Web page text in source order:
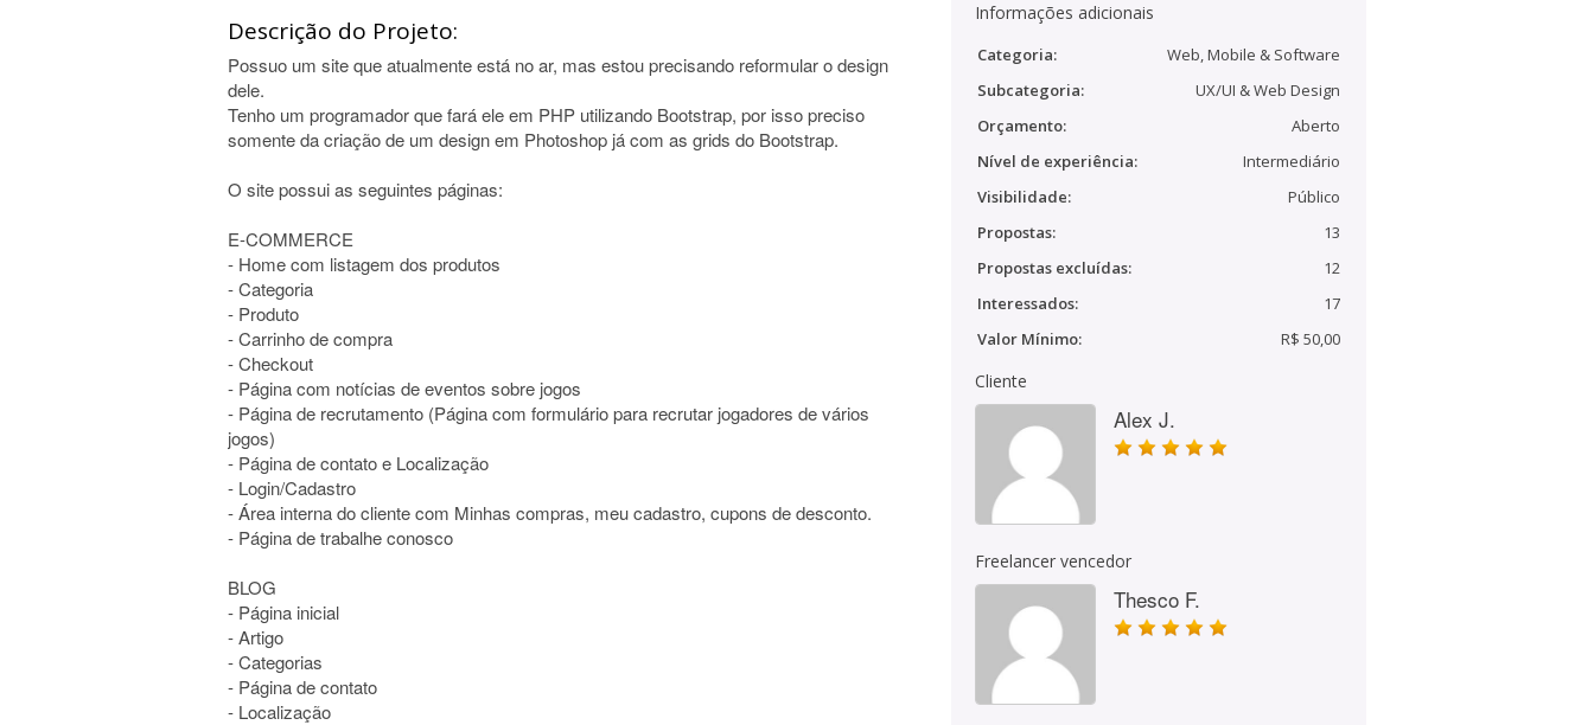
Descrição do Projeto:
Possuo um site que atualmente está no ar, mas estou precisando reformular o design
dele.
Tenho um programador que fará ele em PHP utilizando Bootstrap, por isso preciso
somente da criação de um design em Photoshop já com as grids do Bootstrap.
O site possui as seguintes páginas:
E-COMMERCE
- Home com listagem dos produtos
- Categoria
- Produto
- Carrinho de compra
- Checkout
- Página com notícias de eventos sobre jogos
- Página de recrutamento (Página com formulário para recrutar jogadores de vários
jogos)
- Página de contato e Localização
- Login/Cadastro
- Área interna do cliente com Minhas compras, meu cadastro, cupons de desconto.
- Página de trabalhe conosco
BLOG
- Página inicial
- Artigo
- Categorias
- Página de contato
- Localização
Informações adicionais
Categoria:
Web, Mobile & Software
Subcategoria:
UX/UI & Web Design
Orçamento:
Aberto
Nível de experiência:
Intermediário
Visibilidade:
Público
Propostas:
13
Propostas excluídas:
12
Interessados:
17
Valor Mínimo:
R$ 50,00
Cliente
Alex J.
Freelancer vencedor
Thesco F.